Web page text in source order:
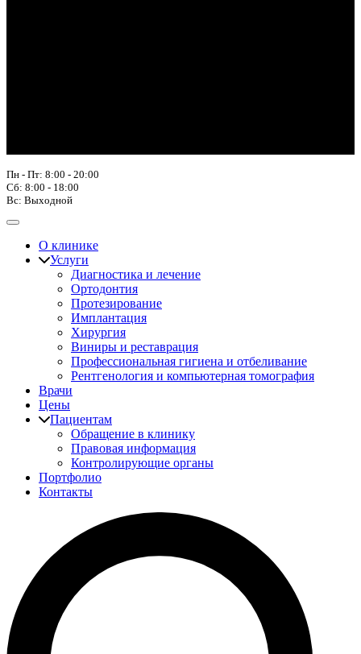
Пн - Пт: 8:00 - 20:00
Сб: 8:00 - 18:00
Вс: Выходной
О клинике
Услуги
Диагностика и лечение
Ортодонтия
Протезирование
Имплантация
Хирургия
Виниры и реставрация
Профессиональная гигиена и отбеливание
Рентгенология и компьютерная томография
Врачи
Цены
Пациентам
Обращение в клинику
Правовая информация
Контролирующие органы
Портфолио
Контакты